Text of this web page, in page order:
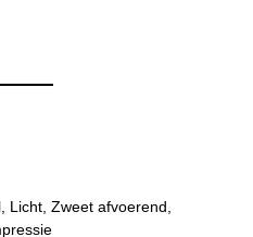
Licht, Zweet afvoerend,